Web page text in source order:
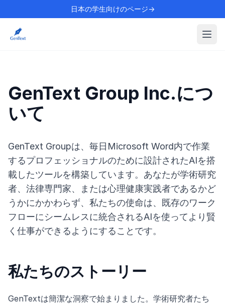
日本の学生向けのページ→
GenText Group Inc.につ
いて
GenText Groupは、毎日Microsoft Word内で作業
するプロフェッショナルのために設計されたAIを搭
載したツールを構築しています。あなたが学術研究
者、法律専門家、または心理健康実践者であるかど
うかにかかわらず、私たちの使命は、既存のワーク
フローにシームレスに統合されるAIを使ってより賢
く仕事ができるようにすることです。
私たちのストーリー
GenTextは簡潔な洞察で始まりました。学術研究者たち